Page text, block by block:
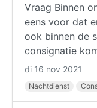
Vraag Binnen
eens voor dat
ook binnen de
consignatie
di 16 nov 2021
Nachtdienst